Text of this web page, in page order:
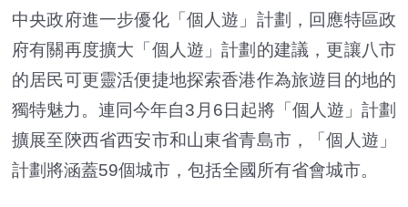
中央政府進一步優化「個人遊」計劃，回應特區政
府有關再度擴大「個人遊」計劃的建議，更讓八市
的居民可更靈活便捷地探索香港作為旅遊目的地的
獨特魅力。連同今年自3月6日起將「個人遊」計劃
擴展至陝西省西安市和山東省青島市，「個人遊」
計劃將涵蓋59個城市，包括全國所有省會城市。